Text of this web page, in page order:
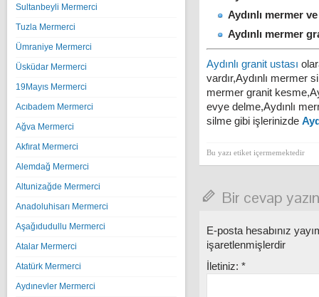
Sultanbeyli Mermerci
Tuzla Mermerci
Ümraniye Mermerci
Üsküdar Mermerci
19Mayıs Mermerci
Acıbadem Mermerci
Ağva Mermerci
Akfırat Mermerci
Alemdağ Mermerci
Altunizağde Mermerci
Anadoluhisarı Mermerci
Aşağıdudullu Mermerci
Atalar Mermerci
Atatürk Mermerci
Aydınevler Mermerci
Aydınlı mermer
Aydınlı mermer
Aydınlı granit ustası
vardır,Aydınlı mermer
mermer granit
evye delme,Aydınlı
silme gibi işlerinizde
Bu yazı etiket içermemektedir
Bir cevap yazın
E-posta hesabınız
işaretlenmişlerdir
İletiniz: *